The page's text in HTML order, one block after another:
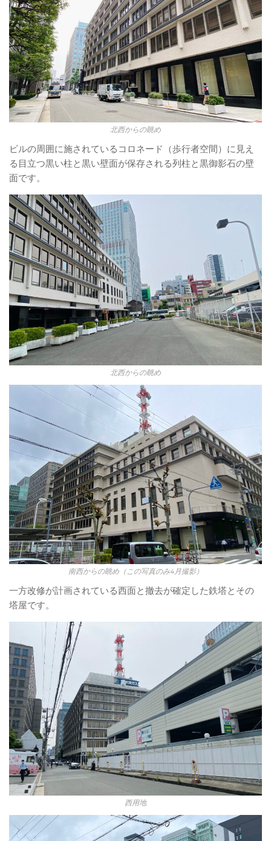
北西からの眺め
ビルの周囲に施されているコロネード（歩行者空間）に見え
る目立つ黒い柱と黒い壁面が保存される列柱と黒御影石の壁
面です。
北西からの眺め
南西からの眺め（この写真のみ4月撮影）
一方改修が計画されている西面と撤去が確定した鉄塔とその
塔屋です。
西用地